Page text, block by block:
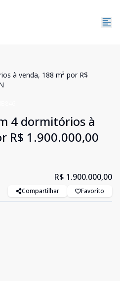
à venda, 188 m² por R$
4 dormitórios à
R$ 1.900.000,00
R$ 1.900.000,00
Compartilhar Favorito